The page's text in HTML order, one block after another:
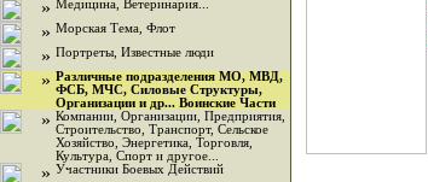
» Медицина, Ветеринария...
» Морская Тема, Флот
» Портреты, Известные люди
» Различные подразделения МО, МВД,
ФСБ, МЧС, Силовые Структуры,
Организации и др... Воинские Части
» Компании, Организации, Предприятия,
Строительство, Транспорт, Сельское
Хозяйство, Энергетика, Торговля,
Культура, Спорт и другое...
» Участники Боевых Действий